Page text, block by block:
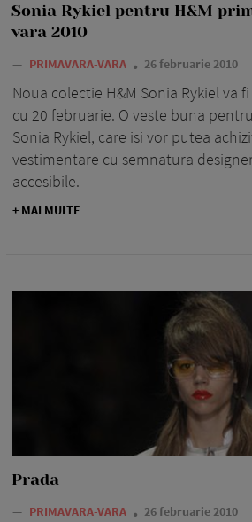
Sonia Rykiel pentru H&M
vara 2010
— PRIMAVARA-VARA 26 februarie 2010
Noua colectie H&M Sonia Rykiel va
cu 20 februarie. O veste buna
Sonia Rykiel, care isi vor putea
vestimentare cu semnatura
accesibile.
+ MAI MULTE
Prada
— PRIMAVARA-VARA 26 februarie 2010